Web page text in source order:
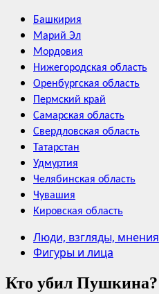
Башкирия
Марий Эл
Мордовия
Нижегородская область
Оренбургская область
Пермский край
Самарская область
Свердловская область
Татарстан
Удмуртия
Челябинская область
Чувашия
Кировская область
Люди, взгляды, мнения
Фигуры и лица
Кто убил Пушкина?